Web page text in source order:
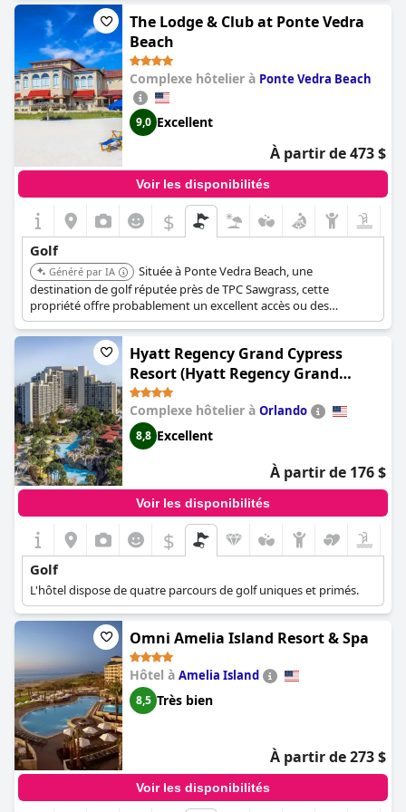
golf était coûteuse, suggérant que les visiteurs potentiels
devraient en tenir compte lors de la planification de leur voyage.
Dans l'ensemble, leGrand Palms Spa & Golf Resort
d'un emplacement pittoresque avec de nombreuses possibilités
de golf, ce qui en fait une destination idéale pour ceux qui
cherchent à combiner détente et leur sport favori, malgré
certaines préoccupations concernant l'état des installations.
The Lodge & Club at Ponte Vedra
Beach
Complexe hôtelier à Ponte Vedra Beach
9,0 Excellent
À partir de 473 $
Voir les disponibilités
$
Golf
Généré par IA
Située à Ponte Vedra Beach, une
destination de golf réputée près de TPC Sawgrass, cette
propriété offre probablement un excellent accès ou des
partenariats avec les terrains de golf locaux.
Hyatt Regency Grand Cypress
Resort (Hyatt Regency Grand
Cypress Resort - Free Shuttle to
Theme Parks!)
Complexe hôtelier à Orlando
8,8 Excellent
À partir de 176 $
Voir les disponibilités
$
Golf
L'hôtel dispose de quatre parcours de golf uniques et primés.
Omni Amelia Island Resort & Spa
Hôtel à Amelia Island
8,5 Très bien
À partir de 273 $
Voir les disponibilités